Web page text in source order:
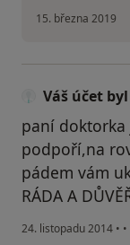
15. března 2019
Váš účet
paní doktorka
podpoří,na
pádem vám
RÁDA A
24. listopadu 2014 • •